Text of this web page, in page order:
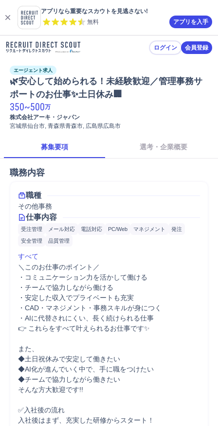
アプリなら重要なスカウトを見逃さない!
無料
アプリを入手
ログイン 会員登録
エージェント求人
🌿安心して始められる！未経験歓迎／管理事務サ
ポートのお仕事✨土日休み🏢
350~500万
株式会社アーキ・ジャパン
宮城県仙台市, 青森県青森市, 広島県広島市
募集要項 選考・企業概要
職務内容
職種
その他事務
仕事内容
受注管理 メール対応 電話対応 PC/Web マネジメント
発注
安全管理
品質管理
すべて
＼このお仕事のポイント／
・コミュニケーション力を活かして働ける
・チームで協力しながら働ける
・安定した収入でプライベートも充実
・CAD・マネジメント・事務スキルが身につく
・AIに代替されにくい、長く続けられる仕事
👉 これらをすべて叶えられるお仕事です✨
また、
◆土日祝休みで安定して働きたい
◆AI化が進んでいく中で、手に職をつけたい
◆チームで協力しながら働きたい
そんな方大歓迎です!!
✅入社後の流れ
入社後はまず、充実した研修からスタート！